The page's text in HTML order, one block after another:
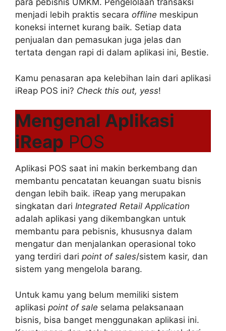
para pebisnis UMKM. Pengelolaan transaksi
menjadi lebih praktis secara offline meskipun
koneksi internet kurang baik. Setiap data
penjualan dan pemasukan juga jelas dan
tertata dengan rapi di dalam aplikasi ini, Bestie.
Kamu penasaran apa kelebihan lain dari aplikasi
iReap POS ini? Check this out, yess!
Mengenal Aplikasi
iReap POS
Aplikasi POS saat ini makin berkembang dan
membantu pencatatan keuangan suatu bisnis
dengan lebih baik. iReap yang merupakan
singkatan dari Integrated Retail Application
adalah aplikasi yang dikembangkan untuk
membantu para pebisnis, khususnya dalam
mengatur dan menjalankan operasional toko
yang terdiri dari point of sales/sistem kasir, dan
sistem yang mengelola barang.
Untuk kamu yang belum memiliki sistem
aplikasi point of sale selama pelaksanaan
bisnis, bisa banget menggunakan aplikasi ini.